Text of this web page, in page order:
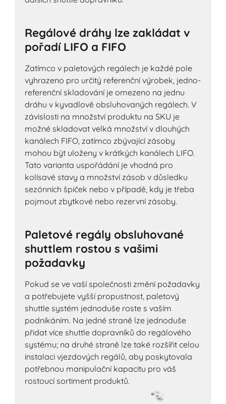
Regálové dráhy lze zakládat v
pořadí LIFO a FIFO
Zatímco v paletových regálech je každé pole
vyhrazeno pro určitý referenční výrobek, jedno-
referenční skladování je omezeno na jednu
dráhu v kyvadlově obsluhovaných regálech. V
závislosti na množství produktu na SKU je
možné skladovat velká množství v dlouhých
kanálech FIFO, zatímco zbývající zásoby
mohou být uloženy v krátkých kanálech LIFO.
Tato varianta uspořádání je vhodná pro
kolísavé stavy a množství zásob v důsledku
sezónních špiček nebo v případě, kdy je třeba
pojmout zbytkové nebo rezervní zásoby.
Paletové regály obsluhované
shuttlem rostou s vašimi
požadavky
Pokud se ve vaší společnosti změní požadavky
a potřebujete vyšší propustnost, paletový
shuttle systém jednoduše roste s vaším
podnikáním. Na jedné straně lze jednoduše
přidat více shuttle dopravníků do regálového
systému; na druhé straně lze také rozšířit celou
instalaci vjezdových regálů, aby poskytovala
potřebnou manipulační kapacitu pro váš
rostoucí sortiment produktů.